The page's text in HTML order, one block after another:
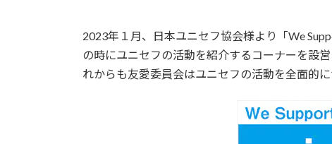
2023年１月、日本ユニセフ協会様より「We
の時にユニセフの活動を紹介するコーナーを設
れからも友愛委員会はユニセフの活動を全面的